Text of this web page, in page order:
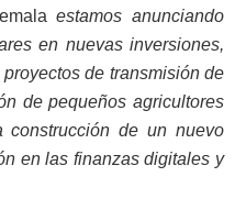
estamos anunciando
en nuevas inversiones,
de transmisión de
de pequeños agricultores
construcción de un nuevo
en las finanzas digitales y